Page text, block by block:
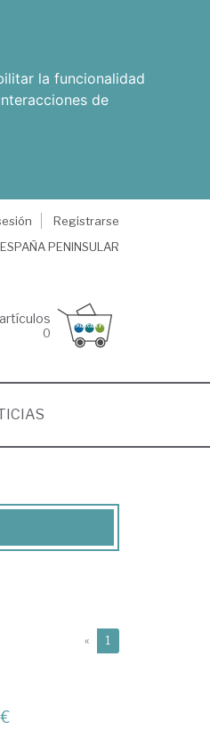
la funcionalidad
de
Registrarse
ESPAÑA PENINSULAR
artículos
0
« 1